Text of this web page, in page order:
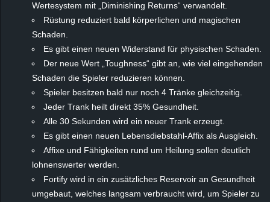
Wertesystem mit „Diminishing Returns“ verwandelt.
Rüstung reduziert bald körperlichen und magischen
Schaden.
Es gibt einen neuen Widerstand für physischen Schaden.
Der neue Wert „Toughness“ gibt an, wie viel eingehenden
Schaden die Spieler reduzieren können.
Spieler besitzen bald nur noch 4 Tränke gleichzeitig.
Jeder Trank heilt direkt 35% Gesundheit.
Alle 30 Sekunden wird ein neuer Trank erzeugt.
Es gibt einen neuen Lebensdiebstahl-Affix als Ausgleich.
Affixe und Fähigkeiten rund um Heilung sollen deutlich
lohnenswerter werden.
Fortify wird in ein zusätzliches Reservoir an Gesundheit
umgebaut, welches langsam verbraucht wird, um Spieler zu